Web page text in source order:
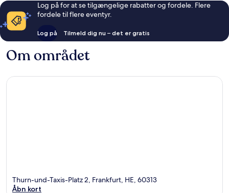
Log på for at se tilgængelige rabatter og fordele. Flere
fordele til flere eventyr.
Log på Tilmeld dig nu – det er gratis
Om området
Thurn-und-Taxis-Platz 2, Frankfurt, HE, 60313
Åbn kort